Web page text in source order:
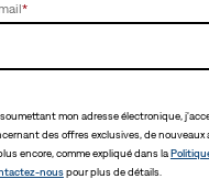
*
mon adresse électronique,
des offres exclusives, de
encore, comme expliqué dans la
nouspour plus de détails.